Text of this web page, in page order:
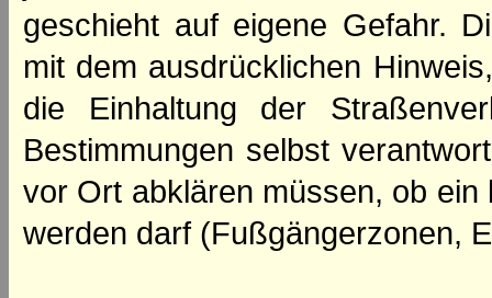
geschieht auf eigene Gefahr.
mit dem ausdrücklichen
die Einhaltung der
Bestimmungen selbst
vor Ort abklären müssen, ob
werden darf (Fußgängerzonen,